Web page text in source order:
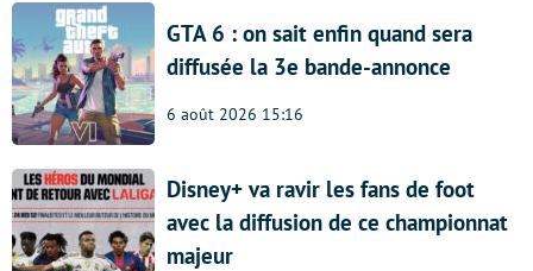
GTA 6 : on sait enfin quand sera
diffusée la 3e bande-annonce
6 août 2026 15:16
Disney+ va ravir les fans de foot
avec la diffusion de ce championnat
majeur